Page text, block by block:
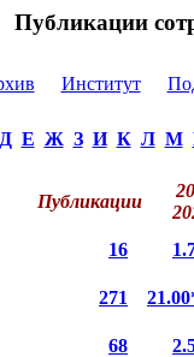
Публикации
Институт
Д Е Ж З И К Л М
Публикации
16
271
68